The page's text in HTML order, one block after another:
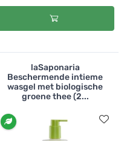
laSaponaria
Beschermende intieme
wasgel met biologische
groene thee (2...